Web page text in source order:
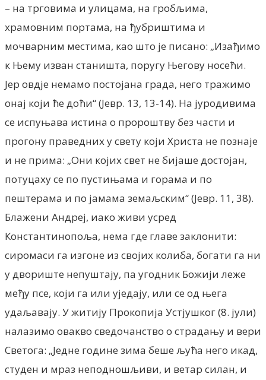
– на трговима и улицама, на гробљима,
храмовним портама, на ђубриштима и
мочварним местима, као што је писано: „Изађимо
к Њему изван станишта, поругу Његову носећи.
Јер овдје немамо постојана града, него тражимо
онај који ће доћи“ (Јевр. 13, 13-14). На јуродивима
се испуњава истина о пророштву без части и
прогону праведних у свету који Христа не познаје
и не прима: „Они којих свет не бијаше достојан,
потуцаху се по пустињама и горама и по
пештерама и по јамама земаљским“ (Јевр. 11, 38).
Блажени Андреј, иако живи усред
Константинопоља, нема где главе заклонити:
сиромаси га изгоне из својих колиба, богати га ни
у двориште непуштају, па угодник Божији леже
међу псе, који га или уједају, или се од њега
удаљавају. У житију Прокопија Устјушког (8. јули)
налазимо овакво сведочанство о страдању и вери
Светога: „Једне године зима беше љућа него икад,
студен и мраз неподношљиви, и ветар силан, и